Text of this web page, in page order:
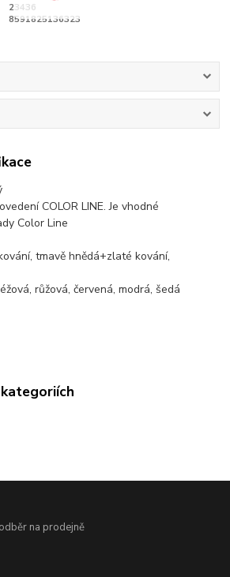
23436
8591825136323
COLOR LINE. Je vhodné
Color Line
tmavě hnědá+zlaté kování,
růžová, červená, modrá, šedá
na prodejně